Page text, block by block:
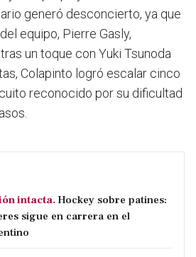
generó desconcierto, ya que
equipo, Pierre Gasly,
un toque con Yuki Tsunoda
Colapinto logró escalar cinco
reconocido por su dificultad
intacta.Hockey sobre patines:
sigue en carrera en el